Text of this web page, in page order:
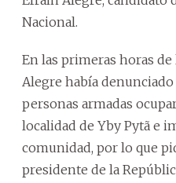
Nacional.
En las primeras horas de
Alegre había
personas armadas
localidad de Yby Pytã e
comunidad, por lo que
presidente de la